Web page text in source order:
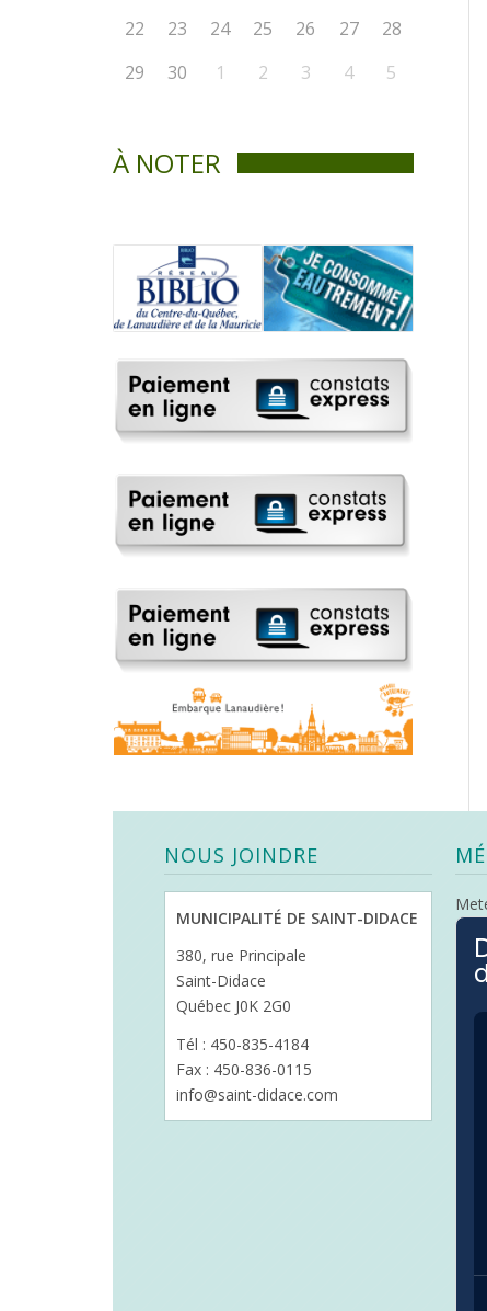
22
23 24 25 26 27
28
29
30 1 2 3 4 5
À NOTER
NOUS JOINDRE
MUNICIPALITÉ DE SAINT-DIDACE
380, rue Principale
Saint-Didace
Québec J0K 2G0
Tél : 450-835-4184
Fax : 450-836-0115
info@saint-didace.com